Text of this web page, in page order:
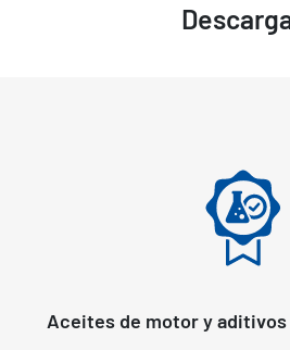
Aceites de motor y aditivos